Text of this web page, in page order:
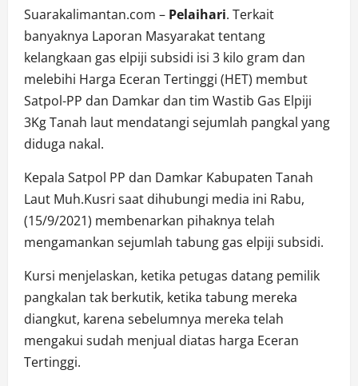
Suarakalimantan.com – Pelaihari. Terkait
banyaknya Laporan Masyarakat tentang
kelangkaan gas elpiji subsidi isi 3 kilo gram dan
melebihi Harga Eceran Tertinggi (HET) membut
Satpol-PP dan Damkar dan tim Wastib Gas Elpiji
3Kg Tanah laut mendatangi sejumlah pangkal yang
diduga nakal.
Kepala Satpol PP dan Damkar Kabupaten Tanah
Laut Muh.Kusri saat dihubungi media ini Rabu,
(15/9/2021) membenarkan pihaknya telah
mengamankan sejumlah tabung gas elpiji subsidi.
Kursi menjelaskan, ketika petugas datang pemilik
pangkalan tak berkutik, ketika tabung mereka
diangkut, karena sebelumnya mereka telah
mengakui sudah menjual diatas harga Eceran
Tertinggi.